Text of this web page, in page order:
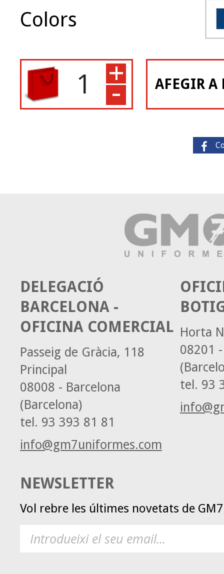
Colors
AFEGIR A
+
-
Horta
08201
tel. 93
DELEGACIÓ
BARCELONA -
OFICINA COMERCIAL
Passeig de Gràcia, 118
Principal
08008 - Barcelona
(Barcelona)
tel. 93 393 81 81
info@gm7uniformes.com
NEWSLETTER
Vol rebre les últimes novetats de